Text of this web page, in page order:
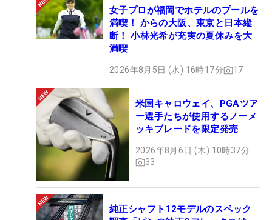
女子プロが福岡でホテルのプールを
満喫！ からの大阪、東京と日本縦
断！ 小林光希が充実の夏休みを大
満喫
2026年8月5日 (水) 16時17分 17
米国キャロウェイ、PGAツア
ー選手たちが使用するノーメ
ッキブレードを限定発売
2026年8月6日 (木) 10時37分
33
純正シャフト12モデルのスペック